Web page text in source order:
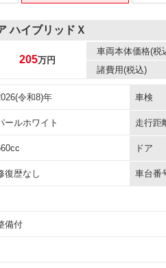
ハイブリッドＸ
205万円
車両本体価格(税
諸費用(税込)
令和8)年 車検
ールホワイト 走行距
ドア
復歴なし 車台番
備付